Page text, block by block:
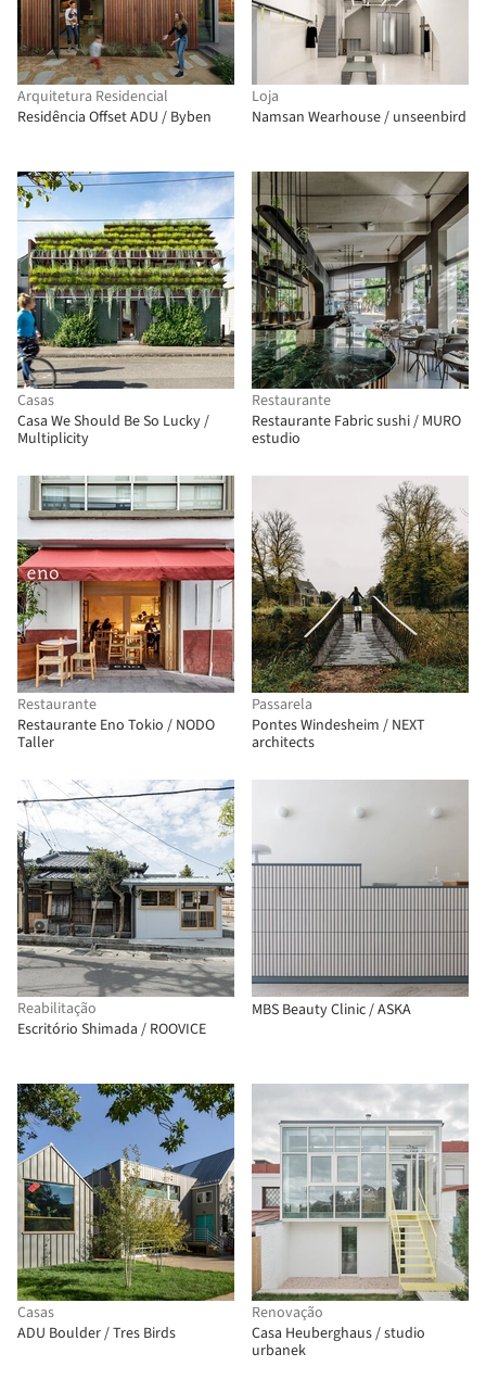
Arquitetura Residencial
Residência Offset ADU / Byben
Loja
Namsan Wearhouse / unseenbird
Casas
Casa We Should Be So Lucky /
Multiplicity
Restaurante
Restaurante Fabric sushi / MURO
estudio
Restaurante
Restaurante Eno Tokio / NODO
Taller
Passarela
Pontes Windesheim / NEXT
architects
Reabilitação
Escritório Shimada / ROOVICE
MBS Beauty Clinic / ASKA
Casas
ADU Boulder / Tres Birds
Renovação
Casa Heuberghaus / studio
urbanek